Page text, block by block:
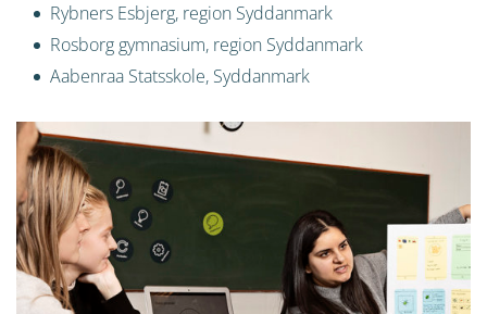
Rybners Esbjerg, region Syddanmark
Rosborg gymnasium, region Syddanmark
Aabenraa Statsskole, Syddanmark